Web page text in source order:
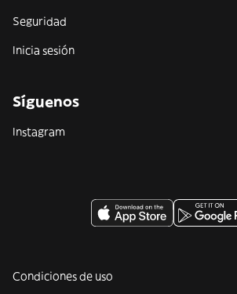
Seguridad
Inicia sesión
Síguenos
Instagram
Condiciones de uso